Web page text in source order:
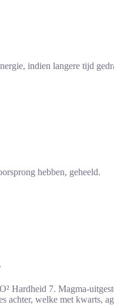
indien langere tijd
hebben, geheeld.
Hardheid 7. Magma-
welke met kwarts,